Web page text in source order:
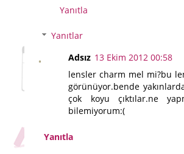
Yanıtla
Yanıtlar
Adsız 13 Ekim 2012 00:58
lensler charm mel mi?bu
görünüyor.bende
çok koyu çıktılar.ne
bilemiyorum:(
Yanıtla